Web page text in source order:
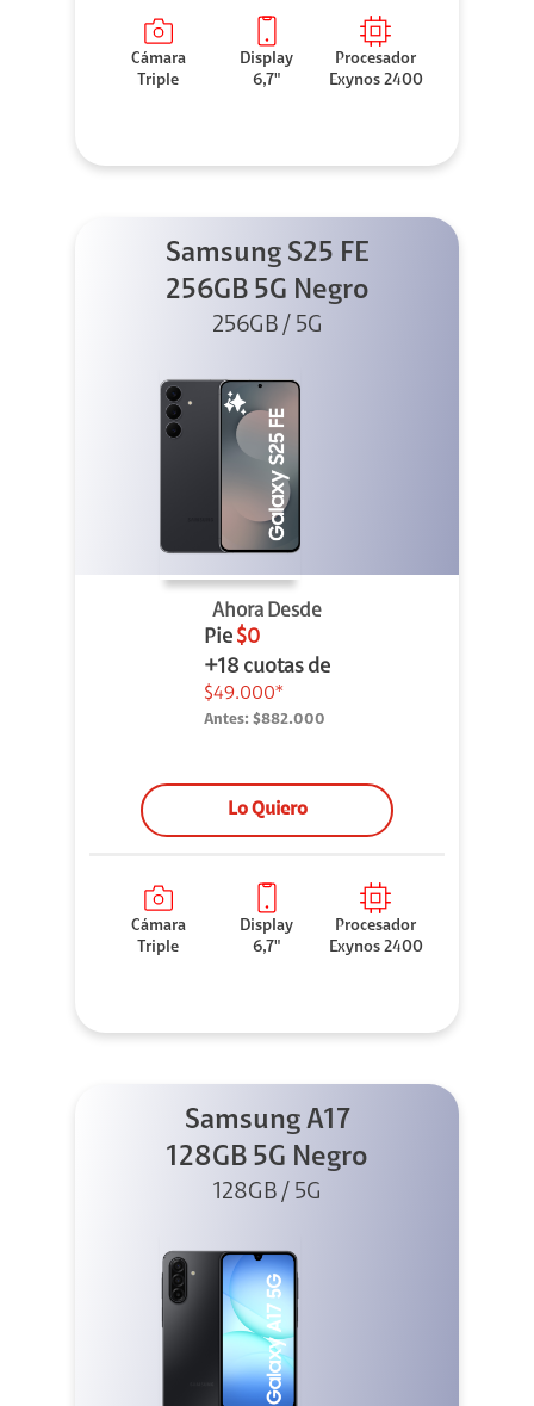
Cámara
Triple
Display
6,7"
Procesador
Exynos 2400
Samsung S25 FE
256GB 5G Negro
256GB / 5G
Ahora Desde
Pie $0
+18 cuotas de
$49.000*
Antes: $882.000
Lo Quiero
Cámara
Triple
Display
6,7"
Procesador
Exynos 2400
Samsung A17
128GB 5G Negro
128GB / 5G